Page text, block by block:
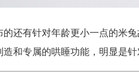
的还有针对年龄更小一点的米
造和专属的哄睡功能，明显是针